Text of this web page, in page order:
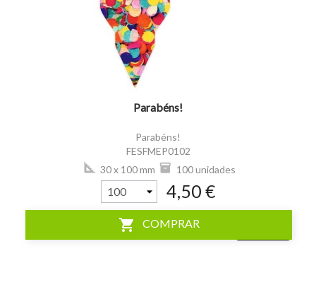
Parabéns!
Parabéns!
FESFMEP0102
30 x 100 mm
100 unidades
4,50 €
shopping_cart COMPRAR